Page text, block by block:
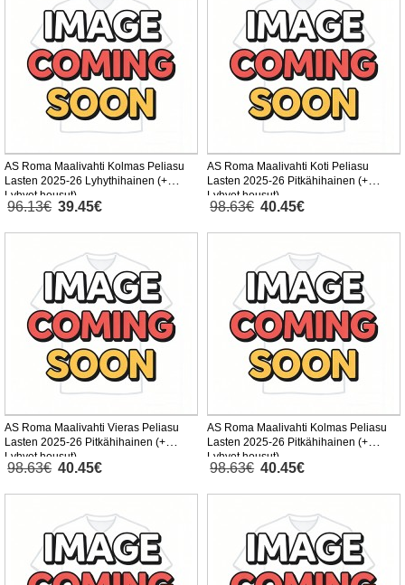
AS Roma Maalivahti Kolmas Peliasu
Lasten 2025-26 Lyhythihainen (+
Lyhyet housut)
96.13€ 39.45€
AS Roma Maalivahti Koti Peliasu
Lasten 2025-26 Pitkähihainen (+
Lyhyet housut)
98.63€ 40.45€
AS Roma Maalivahti Vieras Peliasu
Lasten 2025-26 Pitkähihainen (+
Lyhyet housut)
98.63€ 40.45€
AS Roma Maalivahti Kolmas Peliasu
Lasten 2025-26 Pitkähihainen (+
Lyhyet housut)
98.63€ 40.45€